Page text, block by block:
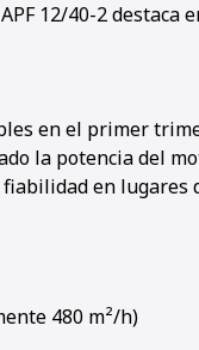
12/40-2 destaca
en el primer
la potencia del
en lugares
480 m²/h)